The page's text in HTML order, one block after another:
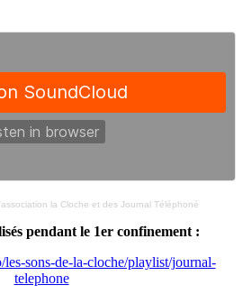
la Cloche et des Journal Téléphoné
pendant le 1er confinement :
les-sons-de-la-cloche/playlist/journal-
telephone